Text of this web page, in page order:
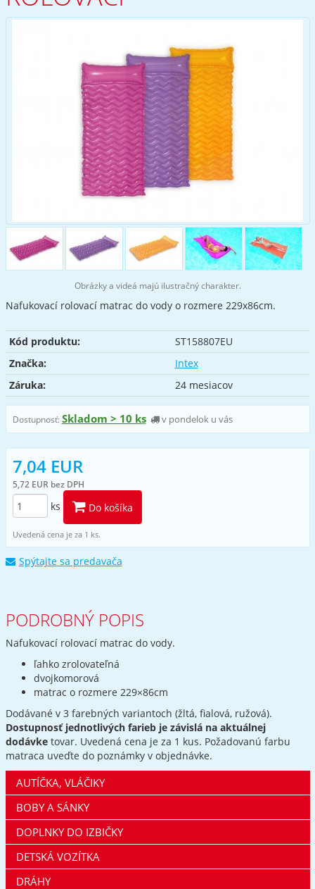
Obrázky a videá majú ilustračný charakter.
Nafukovací rolovací matrac do vody o rozmere 229x86cm.
Kód produktu:
ST158807EU
Značka:
Intex
Záruka:
24 mesiacov
Dostupnosť:Skladom > 10 ks v pondelok u vás
7,04 EUR
5,72 EUR bez DPH
ks Do košíka
Uvedená cena je za 1 ks.
Spýtajte sa predavača
PODROBNÝ POPIS
Nafukovací rolovací matrac do vody.
ľahko zrolovateľná
dvojkomorová
matrac o rozmere 229×86cm
Dodávané v 3 farebných variantoch (žltá, fialová, ružová).
Dostupnosť jednotlivých farieb je závislá na aktuálnej
dodávketovar. Uvedená cena je za 1 kus. Požadovanú farbu
matraca uveďte do poznámky v objednávke.
AUTÍČKA, VLÁČIKY
BOBY A SÁNKY
DOPLNKY DO IZBIČKY
DETSKÁ VOZÍTKA
DRÁHY